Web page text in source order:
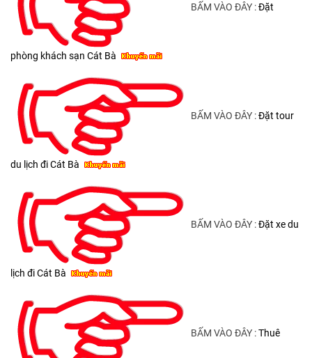
BẤM VÀO ĐÂY :Đặt
phòng khách sạn Cát Bà
BẤM VÀO ĐÂY :Đặt tour
du lịch đi Cát Bà
BẤM VÀO ĐÂY :Đặt xe du
lịch đi Cát Bà
BẤM VÀO ĐÂY :Thuê